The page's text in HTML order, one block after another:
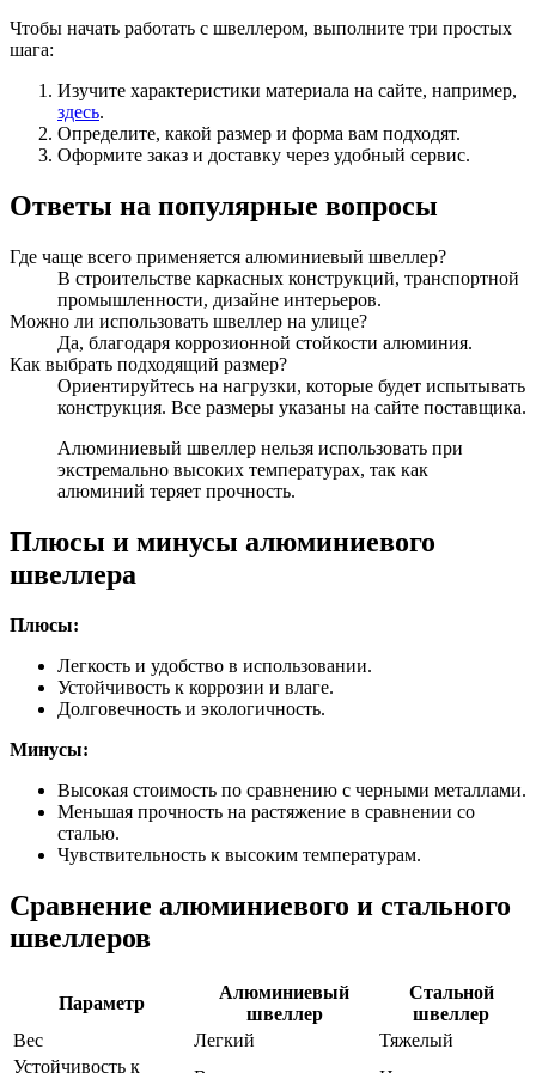
Чтобы начать работать с швеллером, выполните три простых
шага:
Изучите характеристики материала на сайте, например,
здесь.
Определите, какой размер и форма вам подходят.
Оформите заказ и доставку через удобный сервис.
Ответы на популярные вопросы
Где чаще всего применяется алюминиевый швеллер?
В строительстве каркасных конструкций, транспортной
промышленности, дизайне интерьеров.
Можно ли использовать швеллер на улице?
Да, благодаря коррозионной стойкости алюминия.
Как выбрать подходящий размер?
Ориентируйтесь на нагрузки, которые будет испытывать
конструкция. Все размеры указаны на сайте поставщика.
Алюминиевый швеллер нельзя использовать при
экстремально высоких температурах, так как
алюминий теряет прочность.
Плюсы и минусы алюминиевого
швеллера
Плюсы:
Легкость и удобство в использовании.
Устойчивость к коррозии и влаге.
Долговечность и экологичность.
Минусы:
Высокая стоимость по сравнению с черными металлами.
Меньшая прочность на растяжение в сравнении со
сталью.
Чувствительность к высоким температурам.
Сравнение алюминиевого и стального
швеллеров
Параметр
Алюминиевый
швеллер
Стальной
швеллер
Вес
Легкий
Тяжелый
Устойчивость к